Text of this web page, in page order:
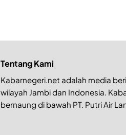
Tentang Kami
Kabarnegeri.net adalah media
wilayah Jambi dan Indonesia.
bernaung di bawah PT. Putri Air